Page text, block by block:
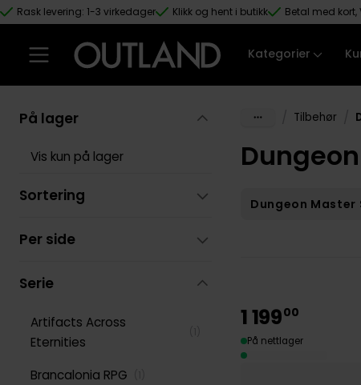
Hopp til hovedinnhold
Rask levering: 1-3 virkedager Klikk og hent i butikk Betal med kort,
Kategorier
Tilbehør
Dungeon Master
119900
På nettlager
På lager
Vis kun på lager
Sortering
Per side
Serie
Artifacts Across
Eternities
Brancalonia RPG